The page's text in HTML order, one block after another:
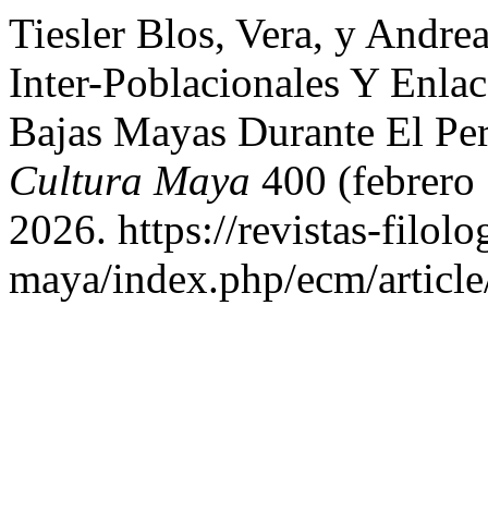
Tiesler Blos, Vera, y
Inter-Poblacionales Y
Bajas Mayas Durante El
Cultura Maya 400 (febrero
2026. https://revistas-
maya/index.php/ecm/